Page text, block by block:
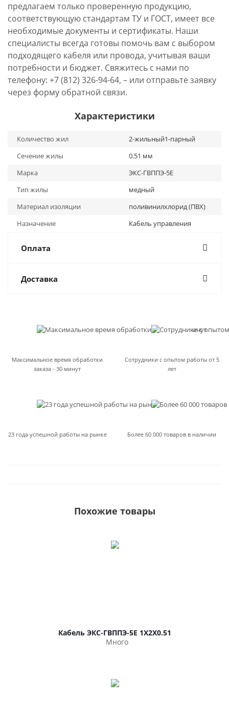
предлагаем только проверенную продукцию,
соответствующую стандартам ТУ и ГОСТ, имеет все
необходимые документы и сертификаты. Наши
специалисты всегда готовы помочь вам с выбором
подходящего кабеля или провода, учитывая ваши
потребности и бюджет. Свяжитесь с нами по
телефону: +7 (812) 326-94-64, – или отправьте заявку
через форму обратной связи.
Характеристики
Количество жил
2-жильный1-парный
Сечение жилы
0.51 мм
Марка
ЭКС-ГВППЭ-5Е
Тип жилы
медный
Материал изоляции
поливинилхлорид (ПВХ)
Назначение
Кабель управления
Оплата
Доставка
Максимальное время обработки
заказа - 30 минут
Сотрудники с опытом работы от 5
лет
23 года успешной работы на рынке Более 60 000 товаров в наличии
Похожие товары
Кабель ЭКС-ГВППЭ-5Е 1Х2Х0.51
Много